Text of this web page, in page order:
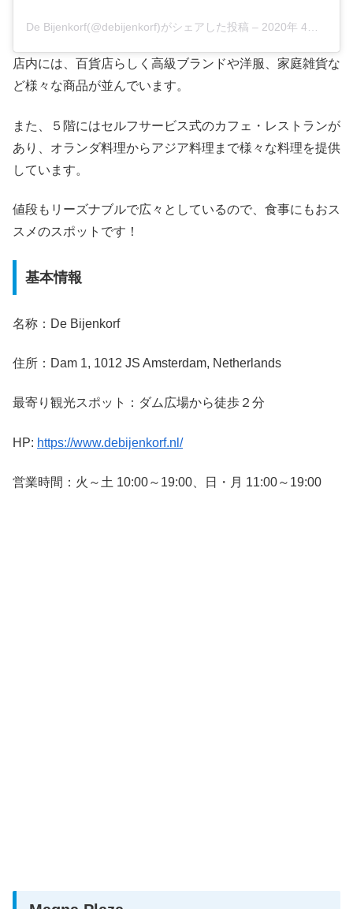
De Bijenkorf(@debijenkorf)がシェアした投稿 – 2020年 4月月27日午前12時19分PDT
店内には、百貨店らしく高級ブランドや洋服、家庭雑貨な
ど様々な商品が並んでいます。
また、５階にはセルフサービス式のカフェ・レストランが
あり、オランダ料理からアジア料理まで様々な料理を提供
しています。
値段もリーズナブルで広々としているので、食事にもおス
スメのスポットです！
基本情報
名称：De Bijenkorf
住所：Dam 1, 1012 JS Amsterdam, Netherlands
最寄り観光スポット：ダム広場から徒歩２分
HP: https://www.debijenkorf.nl/
営業時間：火～土 10:00～19:00、日・月 11:00～19:00